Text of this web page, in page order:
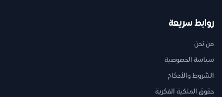
روابط سريعة
من نحن
سياسة الخصوصية
الشروط والأحكام
حقوق الملكية الفكرية